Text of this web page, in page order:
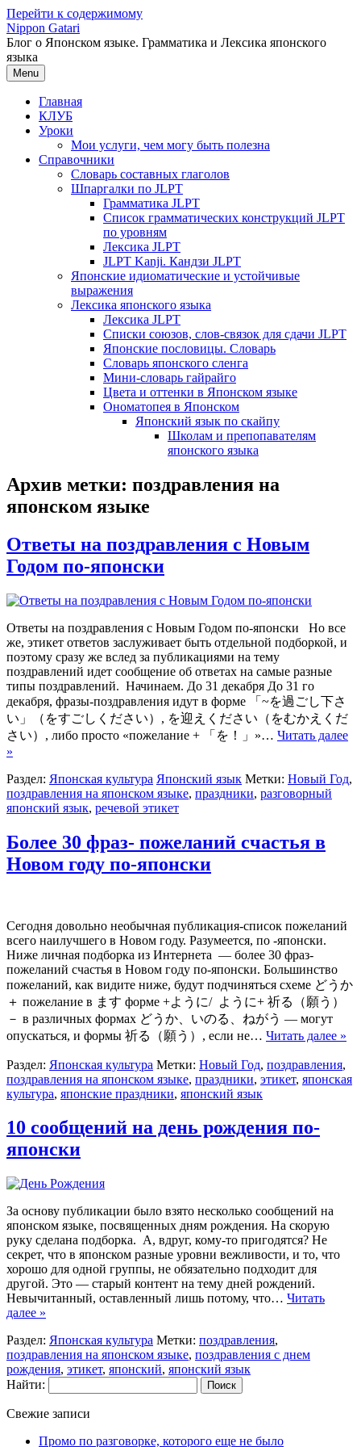
Перейти к содержимому
Nippon Gatari
Блог о Японском языке. Грамматика и Лексика японского
языка
Menu
Главная
КЛУБ
Уроки
Мои услуги, чем могу быть полезна
Справочники
Словарь составных глаголов
Шпаргалки по JLPT
Грамматика JLPT
Список грамматических конструкций JLPT
по уровням
Лексика JLPT
JLPT Kanji. Кандзи JLPT
Японские идиоматические и устойчивые
выражения
Лексика японского языка
Лексика JLPT
Списки союзов, слов-связок для сдачи JLPT
Японские пословицы. Словарь
Словарь японского сленга
Мини-словарь гайрайго
Цвета и оттенки в Японском языке
Ономатопея в Японском
Японский язык по скайпу
Школам и препопавателям
японского языка
Архив метки: поздравления на
японском языке
Ответы на поздравления с Новым
Годом по-японски
Ответы на поздравления с Новым Годом по-японски Но все
же, этикет ответов заслуживает быть отдельной подборкой, и
поэтому сразу же вслед за публикациями на тему
поздравлений идет сообщение об ответах на самые разные
типы поздравлений. Начинаем. До 31 декабря До 31 го
декабря, фразы-поздравления идут в форме 「~を過ごし下さ
い」（をすごしください）, を迎えください（をむかえくだ
さい）, либо просто «пожелание + 「を！」»… Читать далее
»
Раздел: Японская культура Японский язык Метки: Новый Год,
поздравления на японском языке, праздники, разговорный
японский язык, речевой этикет
Более 30 фраз- пожеланий счастья в
Новом году по-японски
Сегодня довольно необычная публикация-список пожеланий
всего наилучшего в Новом году. Разумеется, по -японски.
Ниже личная подборка из Интернета — более 30 фраз-
пожеланий счастья в Новом году по-японски. Большинство
пожеланий, как видите ниже, будут подчиняться схеме どうか
＋ пожелание в ます форме +ように/ ように+ 祈る（願う）
－ в различных формах どうか、いのる、ねがう — могут
опускаться, и формы 祈る（願う）, если не… Читать далее »
Раздел: Японская культура Метки: Новый Год, поздравления,
поздравления на японском языке, праздники, этикет, японская
культура, японские праздники, японский язык
10 сообщений на день рождения по-
японски
За основу публикации было взято несколько сообщений на
японском языке, посвященных дням рождения. На скорую
руку сделана подборка. А, вдруг, кому-то пригодятся? Не
секрет, что в японском разные уровни вежливости, и то, что
хорошо для одной группы, не обязательно подходит для
другой. Это — старый контент на тему дней рождений.
Невычитанный, оставленный лишь потому, что… Читать
далее »
Раздел: Японская культура Метки: поздравления,
поздравления на японском языке, поздравления с днем
рождения, этикет, японский, японский язык
Найти:
Свежие записи
Промо по разговорке, которого еще не было